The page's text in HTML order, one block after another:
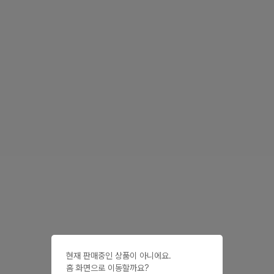
현재 판매중인 상품이 아니에요.
홈 화면으로 이동할까요?